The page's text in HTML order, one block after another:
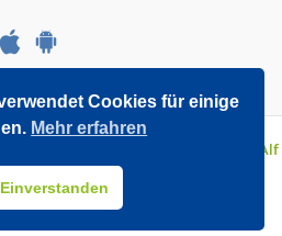
| Entwickelt mit WordPress von
Alf
Drollinger
Cookies für einige
Mehr erfahren
Einverstanden